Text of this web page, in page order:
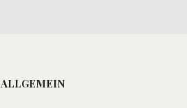
ALLGEMEIN